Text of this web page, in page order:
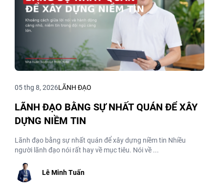
05 thg 8, 2026LÃNH ĐẠO
LÃNH ĐẠO BẰNG SỰ NHẤT QUÁN ĐỂ XÂY
DỰNG NIỀM TIN
Lãnh đạo bằng sự nhất quán để xây dựng niềm tin Nhiều
người lãnh đạo nói rất hay về mục tiêu. Nói về ...
Lê Minh Tuấn